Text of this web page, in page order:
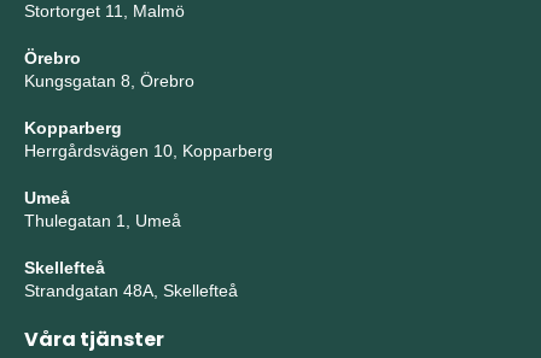
Stortorget 11, Malmö
Örebro
Kungsgatan 8, Örebro
Kopparberg
Herrgårdsvägen 10, Kopparberg
Umeå
Thulegatan 1, Umeå
Skellefteå
Strandgatan 48A, Skellefteå
Våra tjänster